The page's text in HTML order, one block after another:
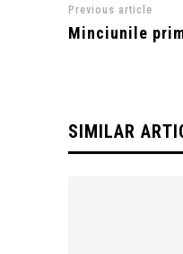
Previous article
Minciunile
SIMILAR